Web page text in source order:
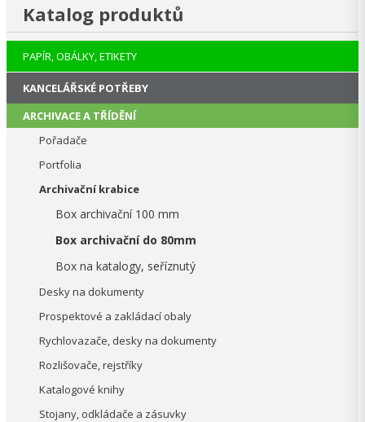
Katalog produktů
PAPÍR, OBÁLKY, ETIKETY
KANCELÁŘSKÉ POTŘEBY
ARCHIVACE A TŘÍDĚNÍ
Pořadače
Portfolia
Archivační krabice
Box archivační 100 mm
Box archivační do 80mm
Box na katalogy, seříznutý
Desky na dokumenty
Prospektové a zakládací obaly
Rychlovazače, desky na dokumenty
Rozlišovače, rejstříky
Katalogové knihy
Stojany, odkládače a zásuvky